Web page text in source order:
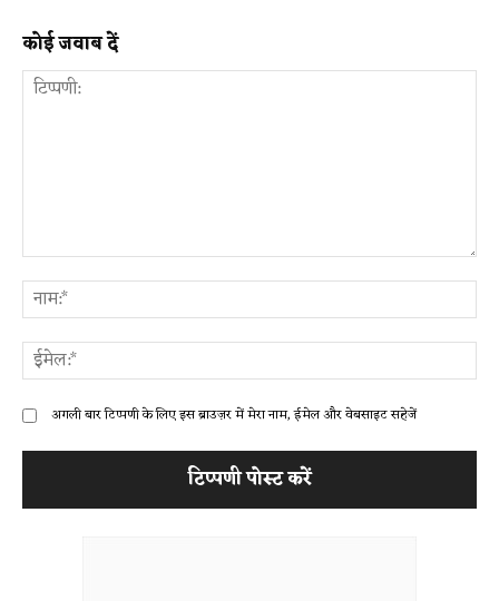
कोई जवाब दें
अगली बार टिप्पणी के लिए इस ब्राउज़र में मेरा नाम, ईमेल और वेबसाइट सहेजें